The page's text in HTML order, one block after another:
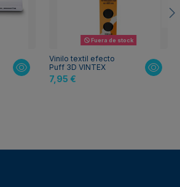
Fuera de stock
Vinilo textil efecto
Puff 3D VINTEX
7,95 €